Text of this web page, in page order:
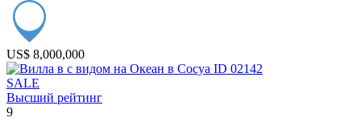
US$ 8,000,000
SALE
Высший рейтинг
9